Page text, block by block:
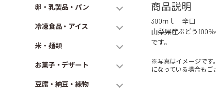
卵・乳製品・パン
冷凍食品・アイス
米・麺類
お菓子・デザート
豆腐・納豆・練物
商品説明
300ｍｌ 辛口
山梨県産ぶどう100
です。
※写真はイメージです
になっている場合もご